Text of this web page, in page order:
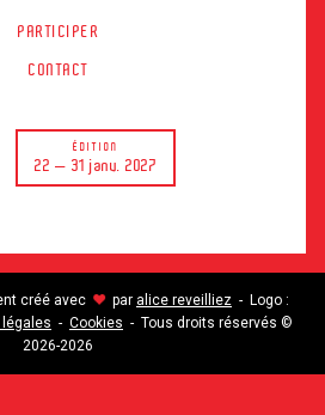
PARTICIPER
CONTACT
ÉDITION
22 — 31 janv. 2027
créé avec ♥ par alice reveilliez - Logo :
- Cookies - Tous droits réservés ©
2026-2026